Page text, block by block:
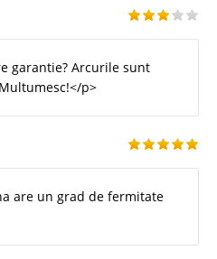
garantie? Arcurile sunt
p>
are un grad de fermitate